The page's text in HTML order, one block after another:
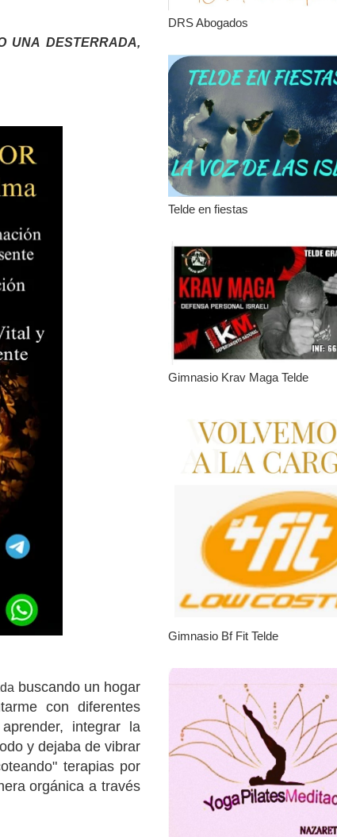
DRS Abogados
Telde en fiestas
Gimnasio Krav Maga Telde
Gimnasio Bf Fit Telde
UNA DESTERRADA,
buscando un hogar
con diferentes
integrar la
y dejaba de vibrar
terapias por
orgánica a través
No tengo para alimentarlos,
Leales.org » Gran Canaria | 9